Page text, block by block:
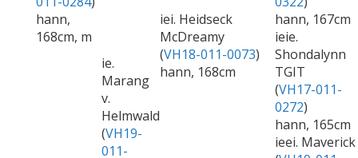
hann,
168cm, m
ie.
Marang
v.
Helmwald
(VH19-
011-
iei. Heidseck
McDreamy
(VH18-011-0073)
hann, 168cm
hann, 167cm
ieie.
Shondalynn
TGIT
(VH17-011-
0272)
hann, 165cm
ieei. Maverick